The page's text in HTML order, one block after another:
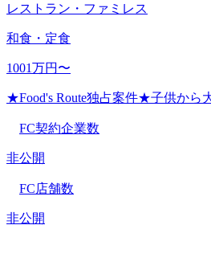
レストラン・ファミレス
和食・定食
1001万円〜
★Food's Route独占案件★子供から
FC契約企業数
非公開
FC店舗数
非公開